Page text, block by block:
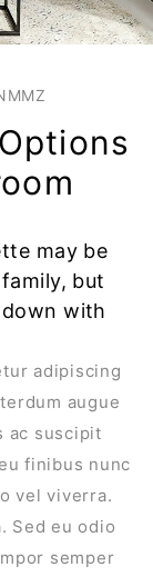
may be
but
with
adipiscing
augue
ac suscipit
finibus nunc
vel viverra.
Sed eu odio
semper